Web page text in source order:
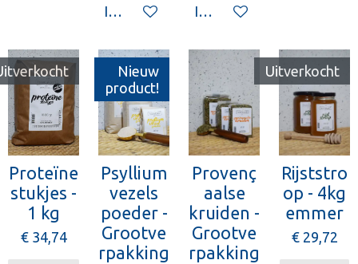
In winkelwagenIn winkelwagen
Proteïne
stukjes -
1 kg
€ 34,74
Nieuw
product!
Psyllium
vezels
poeder -
Grootve
rpakking
Provenç
aalse
kruiden -
Grootve
rpakking
Uitverkocht
Rijststro
op - 4kg
emmer
€ 29,72